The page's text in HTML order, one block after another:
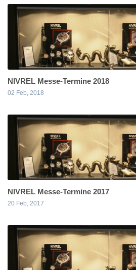
NIVREL Messe-Termine 2018
02 Feb, 2018
NIVREL Messe-Termine 2017
20 Feb, 2017